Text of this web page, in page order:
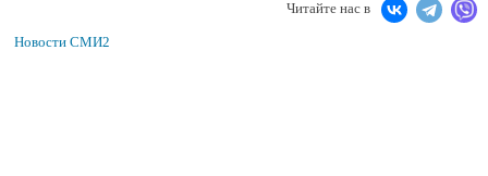
Читайте нас в
Новости СМИ2